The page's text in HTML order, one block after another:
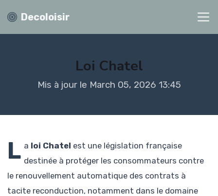
Decoloisir
Loi Chatel
Mis à jour le March 05, 2026 13:45
L a loi Chatel est une législation française
destinée à protéger les consommateurs contre
le renouvellement automatique des contrats à
tacite reconduction, notamment dans le domaine